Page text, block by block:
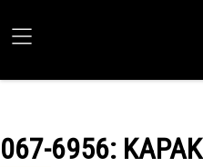
067-6956: KAPAK